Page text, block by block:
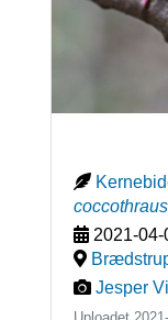
2021-04-
Jesper